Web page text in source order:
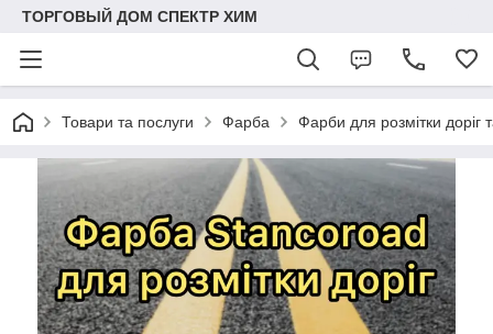
ТОРГОВЫЙ ДОМ СПЕКТР ХИМ
Товари та послуги Фарба Фарби для розмітки